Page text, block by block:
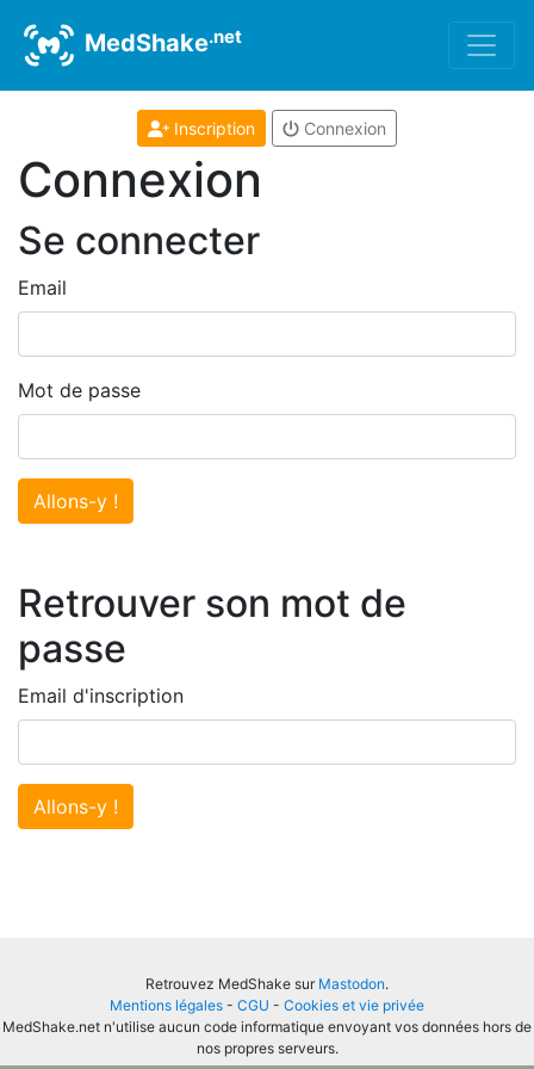
MedShake.net
Inscription Connexion
Connexion
Se connecter
Email
Mot de passe
Allons-y !
Retrouver son mot de
passe
Email d'inscription
Allons-y !
Retrouvez MedShake sur Mastodon.
Mentions légales - CGU - Cookies et vie privée
MedShake.net n'utilise aucun code informatique envoyant vos données hors de
nos propres serveurs.